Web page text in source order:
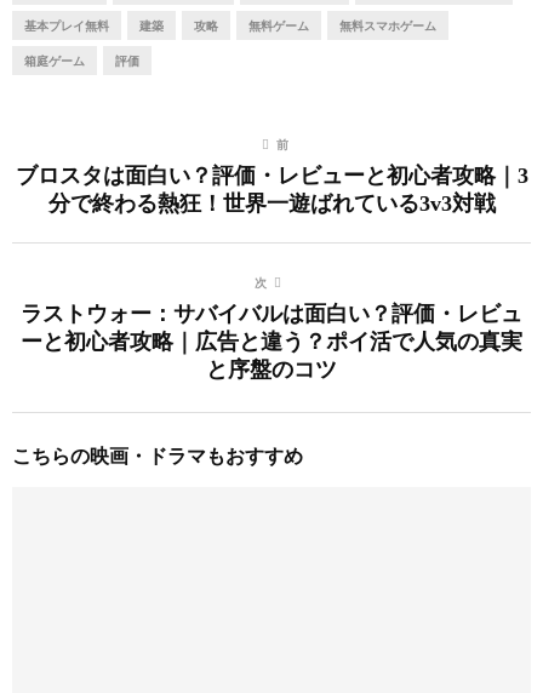
基本プレイ無料 建築 攻略 無料ゲーム 無料スマホゲーム
箱庭ゲーム 評価
前
ブロスタは面白い？評価・レビューと初心者攻略｜3
分で終わる熱狂！世界一遊ばれている3v3対戦
次
ラストウォー：サバイバルは面白い？評価・レビュ
ーと初心者攻略｜広告と違う？ポイ活で人気の真実
と序盤のコツ
こちらの映画・ドラマもおすすめ